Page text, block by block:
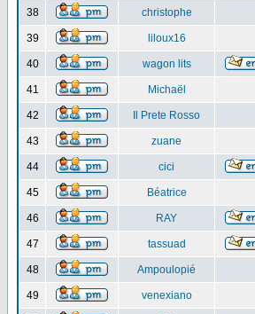
38 christophe
39 liloux16
40 wagon lits
41 Michaël
42 Il Prete Rosso
43 zuane
44 cici
45 Béatrice
46 RAY
47 tassuad
48 Ampoulopié
49 venexiano